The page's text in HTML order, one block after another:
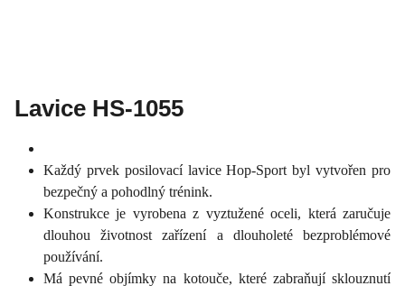
Lavice HS-1055
Každý prvek posilovací lavice Hop-Sport byl vytvořen pro
bezpečný a pohodlný trénink.
Konstrukce je vyrobena z vyztužené oceli, která zaručuje
dlouhou životnost zařízení a dlouholeté bezproblémové
používání.
Má pevné objímky na kotouče, které zabraňují sklouznutí